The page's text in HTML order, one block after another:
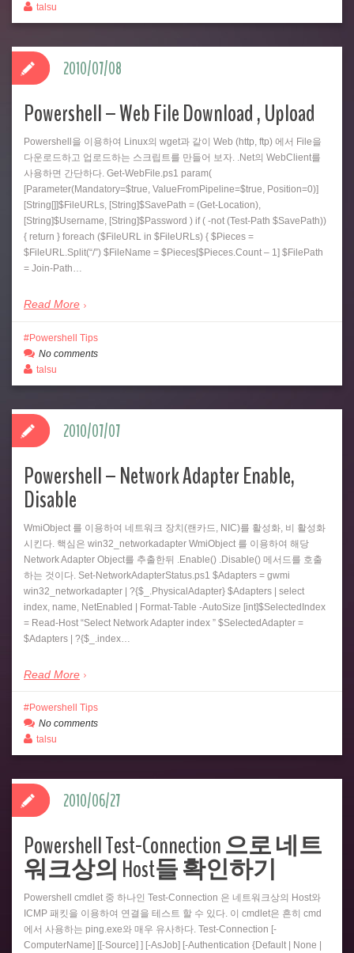
talsu
Powershell – Web File Download , Upload
Powershell을 이용하여 Linux의 wget과 같이 Web (http, ftp) 에서 File을
다운로드하고 업로드하는 스크립트를 만들어 보자. .Net의 WebClient를
사용하면 간단하다. Get-WebFile.ps1 param(
[Parameter(Mandatory=$true, ValueFromPipeline=$true, Position=0)]
[String[]]$FileURLs, [String]$SavePath = (Get-Location),
[String]$Username, [String]$Password ) if ( -not (Test-Path $SavePath))
{ return } foreach ($FileURL in $FileURLs) { $Pieces =
$FileURL.Split(“/”) $FileName = $Pieces[$Pieces.Count – 1] $FilePath
= Join-Path…
Read More
2010/07/08
Powershell Tips
No comments
talsu
Powershell – Network Adapter Enable,
Disable
WmiObject 를 이용하여 네트워크 장치(랜카드, NIC)를 활성화, 비 활성화
시킨다. 핵심은 win32_networkadapter WmiObject 를 이용하여 해당
Network Adapter Object를 추출한뒤 .Enable() .Disable() 메서드를 호출
하는 것이다. Set-NetworkAdapterStatus.ps1 $Adapters = gwmi
win32_networkadapter | ?{$_.PhysicalAdapter} $Adapters | select
index, name, NetEnabled | Format-Table -AutoSize [int]$SelectedIndex
= Read-Host “Select Network Adapter index ” $SelectedAdapter =
$Adapters | ?{$_.index…
Read More
2010/07/07
Powershell Tips
No comments
talsu
Powershell Test-Connection 으로 네트
워크상의 Host들 확인하기
Powershell cmdlet 중 하나인 Test-Connection 은 네트워크상의 Host와
ICMP 패킷을 이용하여 연결을 테스트 할 수 있다. 이 cmdlet은 흔히 cmd
에서 사용하는 ping.exe와 매우 유사하다. Test-Connection [-
ComputerName] [[-Source] ] [-AsJob] [-Authentication {Default | None |
2010/06/27